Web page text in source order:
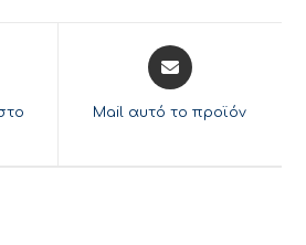
Opens
in
Mail αυτό το προϊόν